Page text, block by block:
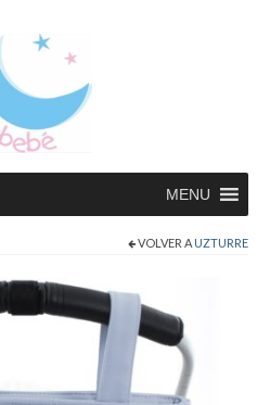
MENU
VOLVER A UZTURRE